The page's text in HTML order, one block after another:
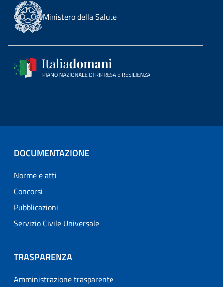
Ministero della Salute
DOCUMENTAZIONE
Norme e atti
Concorsi
Pubblicazioni
Servizio Civile Universale
TRASPARENZA
Amministrazione trasparente